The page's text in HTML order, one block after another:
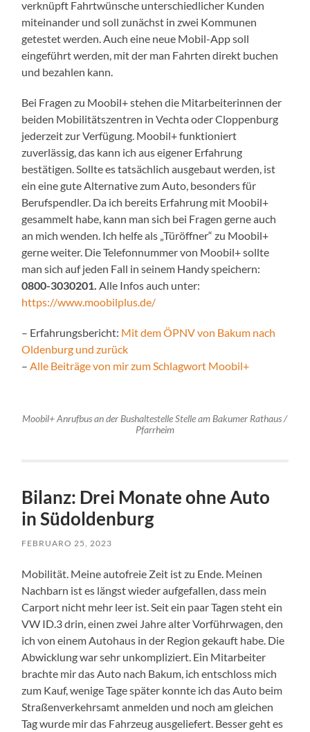
verknüpft Fahrtwünsche unterschiedlicher Kunden
miteinander und soll zunächst in zwei Kommunen
getestet werden. Auch eine neue Mobil-App soll
eingeführt werden, mit der man Fahrten direkt buchen
und bezahlen kann.
Bei Fragen zu Moobil+ stehen die Mitarbeiterinnen der
beiden Mobilitätszentren in Vechta oder Cloppenburg
jederzeit zur Verfügung. Moobil+ funktioniert
zuverlässig, das kann ich aus eigener Erfahrung
bestätigen. Sollte es tatsächlich ausgebaut werden, ist
ein eine gute Alternative zum Auto, besonders für
Berufspendler. Da ich bereits Erfahrung mit Moobil+
gesammelt habe, kann man sich bei Fragen gerne auch
an mich wenden. Ich helfe als „Türöffner“ zu Moobil+
gerne weiter. Die Telefonnummer von Moobil+ sollte
man sich auf jeden Fall in seinem Handy speichern:
0800-3030201.Alle Infos auch unter:
https://www.moobilplus.de/
– Erfahrungsbericht: Mit dem ÖPNV von Bakum nach
Oldenburg und zurück
–Alle Beiträge von mir zum Schlagwort Moobil+
Moobil+ Anrufbus an der Bushaltestelle Stelle am Bakumer Rathaus /
Pfarrheim
Bilanz: Drei Monate ohne Auto
in Südoldenburg
FEBRUARO 25, 2023
Mobilität. Meine autofreie Zeit ist zu Ende. Meinen
Nachbarn ist es längst wieder aufgefallen, dass mein
Carport nicht mehr leer ist. Seit ein paar Tagen steht ein
VW ID.3 drin, einen zwei Jahre alter Vorführwagen, den
ich von einem Autohaus in der Region gekauft habe. Die
Abwicklung war sehr unkompliziert. Ein Mitarbeiter
brachte mir das Auto nach Bakum, ich entschloss mich
zum Kauf, wenige Tage später konnte ich das Auto beim
Straßenverkehrsamt anmelden und noch am gleichen
Tag wurde mir das Fahrzeug ausgeliefert. Besser geht es